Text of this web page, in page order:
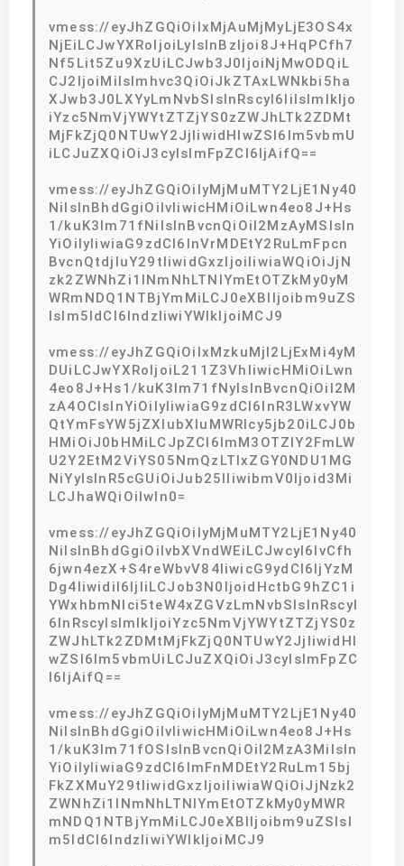
vmess://eyJhZGQiOiIxMjAuMjMyLjE3OS4x
NjEiLCJwYXRoIjoiLyIsInBzIjoi8J+HqPCfh7
Nf5Lit5Zu9XzUiLCJwb3J0IjoiNjMwODQiL
CJ2IjoiMiIsImhvc3QiOiJkZTAxLWNkbi5ha
XJwb3J0LXYyLmNvbSIsInRscyI6IiIsImlkIjo
iYzc5NmVjYWYtZTZjYS0zZWJhLTk2ZDMt
MjFkZjQ0NTUwY2JjIiwidHlwZSI6Im5vbmU
iLCJuZXQiOiJ3cyIsImFpZCI6IjAifQ==
vmess://eyJhZGQiOiIyMjMuMTY2LjE1Ny40
NiIsInBhdGgiOiIvIiwicHMiOiLwn4eo8J+Hs
1/kuK3lm71fNiIsInBvcnQiOiI2MzAyMSIsIn
YiOiIyIiwiaG9zdCI6InVrMDEtY2RuLmFpcn
BvcnQtdjIuY29tIiwidGxzIjoiIiwiaWQiOiJjN
zk2ZWNhZi1lNmNhLTNlYmEtOTZkMy0yM
WRmNDQ1NTBjYmMiLCJ0eXBlIjoibm9uZS
IsIm5ldCI6IndzIiwiYWlkIjoiMCJ9
vmess://eyJhZGQiOiIxMzkuMjI2LjExMi4yM
DUiLCJwYXRoIjoiL211Z3VhIiwicHMiOiLwn
4eo8J+Hs1/kuK3lm71fNyIsInBvcnQiOiI2M
zA4OCIsInYiOiIyIiwiaG9zdCI6InR3LWxvYW
QtYmFsYW5jZXIubXluMWRlcy5jb20iLCJ0b
HMiOiJ0bHMiLCJpZCI6ImM3OTZlY2FmLW
U2Y2EtM2ViYS05NmQzLTIxZGY0NDU1MG
NiYyIsInR5cGUiOiJub25lIiwibmV0Ijoid3Mi
LCJhaWQiOiIwIn0=
vmess://eyJhZGQiOiIyMjMuMTY2LjE1Ny40
NiIsInBhdGgiOiIvbXVndWEiLCJwcyI6IvCfh
6jwn4ezX+S4reWbvV84IiwicG9ydCI6IjYzM
Dg4IiwidiI6IjIiLCJob3N0IjoidHctbG9hZC1i
YWxhbmNlci5teW4xZGVzLmNvbSIsInRscyI
6InRscyIsImlkIjoiYzc5NmVjYWYtZTZjYS0z
ZWJhLTk2ZDMtMjFkZjQ0NTUwY2JjIiwidHl
wZSI6Im5vbmUiLCJuZXQiOiJ3cyIsImFpZC
I6IjAifQ==
vmess://eyJhZGQiOiIyMjMuMTY2LjE1Ny40
NiIsInBhdGgiOiIvIiwicHMiOiLwn4eo8J+Hs
1/kuK3lm71fOSIsInBvcnQiOiI2MzA3MiIsIn
YiOiIyIiwiaG9zdCI6ImFnMDEtY2RuLm15bj
FkZXMuY29tIiwidGxzIjoiIiwiaWQiOiJjNzk2
ZWNhZi1lNmNhLTNlYmEtOTZkMy0yMWR
mNDQ1NTBjYmMiLCJ0eXBlIjoibm9uZSIsI
m5ldCI6IndzIiwiYWlkIjoiMCJ9